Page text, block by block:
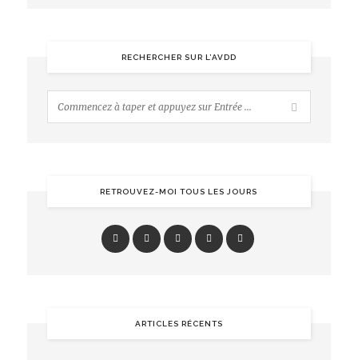
RECHERCHER SUR L’AVDD
RETROUVEZ-MOI TOUS LES JOURS
ARTICLES RÉCENTS